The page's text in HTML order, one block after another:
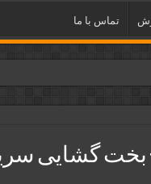
تماس با ما
گشایی